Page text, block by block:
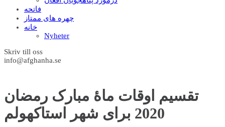
فاتحه
چهره های ممتاز
خانه
Nyheter
Skriv till oss
info@afghanha.se
تقسیم اوقات ماۀ مبارک رمضان
2020 برای شهر استاکهولم